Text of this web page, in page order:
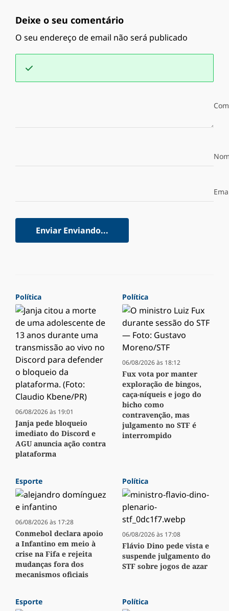
Deixe o seu comentário
O seu endereço de email não será publicado
Enviar Enviando...
Política
06/08/2026 às 19:01
Janja pede bloqueio
imediato do Discord e
AGU anuncia ação contra
plataforma
Política
06/08/2026 às 18:12
Fux vota por manter
exploração de bingos,
caça-níqueis e jogo do
bicho como
contravenção, mas
julgamento no STF é
interrompido
Esporte
06/08/2026 às 17:28
Conmebol declara apoio
a Infantino em meio à
crise na Fifa e rejeita
mudanças fora dos
mecanismos oficiais
Política
06/08/2026 às 17:08
Flávio Dino pede vista e
suspende julgamento do
STF sobre jogos de azar
Esporte Política